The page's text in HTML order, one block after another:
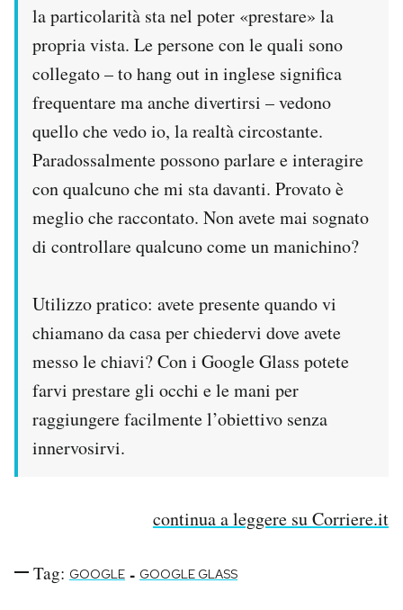
la particolarità sta nel poter «prestare» la
propria vista. Le persone con le quali sono
collegato – to hang out in inglese significa
frequentare ma anche divertirsi – vedono
quello che vedo io, la realtà circostante.
Paradossalmente possono parlare e interagire
con qualcuno che mi sta davanti. Provato è
meglio che raccontato. Non avete mai sognato
di controllare qualcuno come un manichino?
Utilizzo pratico: avete presente quando vi
chiamano da casa per chiedervi dove avete
messo le chiavi? Con i Google Glass potete
farvi prestare gli occhi e le mani per
raggiungere facilmente l’obiettivo senza
innervosirvi.
continua a leggere su Corriere.it
Tag: GOOGLE - GOOGLE GLASS